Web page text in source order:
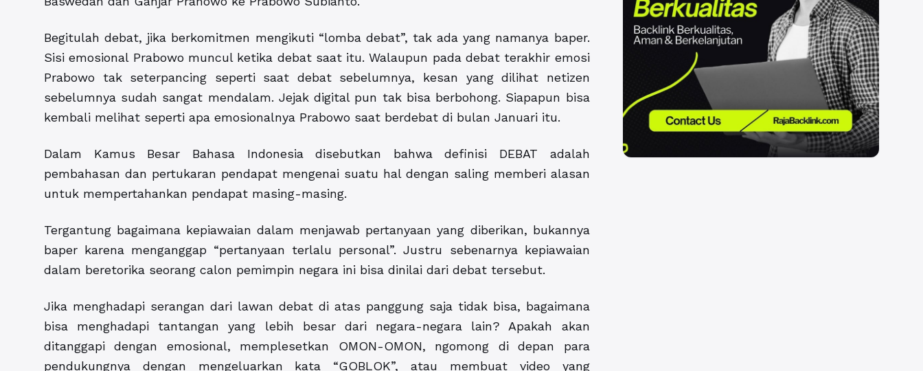
Begitulah debat, jika berkomitmen mengikuti “lomba debat”, tak ada yang namanya baper.
Sisi emosional Prabowo muncul ketika debat saat itu. Walaupun pada debat terakhir emosi
Prabowo tak seterpancing seperti saat debat sebelumnya, kesan yang dilihat netizen
sebelumnya sudah sangat mendalam. Jejak digital pun tak bisa berbohong. Siapapun bisa
kembali melihat seperti apa emosionalnya Prabowo saat berdebat di bulan Januari itu.
Dalam Kamus Besar Bahasa Indonesia disebutkan bahwa definisi DEBAT adalah
pembahasan dan pertukaran pendapat mengenai suatu hal dengan saling memberi alasan
untuk mempertahankan pendapat masing-masing.
Tergantung bagaimana kepiawaian dalam menjawab pertanyaan yang diberikan, bukannya
baper karena menganggap “pertanyaan terlalu personal”. Justru sebenarnya kepiawaian
dalam beretorika seorang calon pemimpin negara ini bisa dinilai dari debat tersebut.
Jika menghadapi serangan dari lawan debat di atas panggung saja tidak bisa, bagaimana
bisa menghadapi tantangan yang lebih besar dari negara-negara lain? Apakah akan
ditanggapi dengan emosional, memplesetkan OMON-OMON, ngomong di depan para
pendukungnya dengan mengeluarkan kata “GOBLOK”, atau membuat video yang